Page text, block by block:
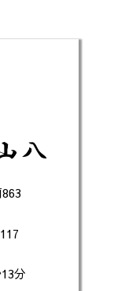
分